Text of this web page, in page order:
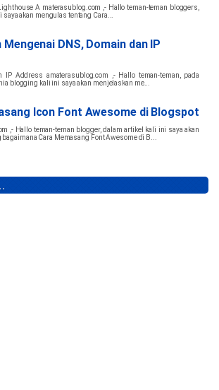
A materasublog.com ,- Hallo teman-teman bloggers,
saya akan mengulas tentang Cara...
Mengenai DNS, Domain dan IP
IP Address amaterasublog.com ,- Hallo teman-teman, pada
blogging kali ini saya akan menjelaskan me...
Icon Font Awesome di Blogspot
,- Hallo teman-teman blogger, dalam artikel kali ini saya akan
Cara Memasang Font Awesome di B...